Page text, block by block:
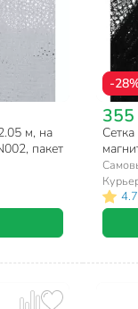
м, на
пакет
-
4.7